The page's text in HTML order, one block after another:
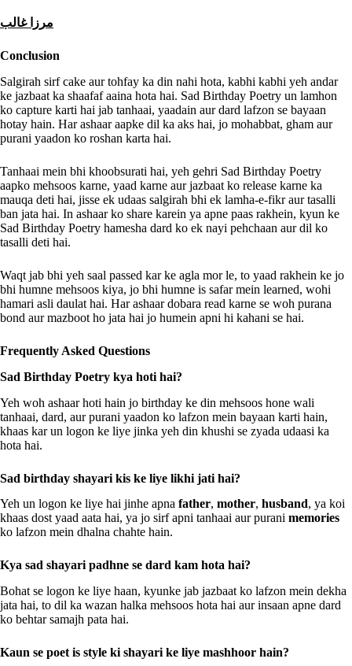
مرزا غالب
Conclusion
Salgirah sirf cake aur tohfay ka din nahi hota, kabhi kabhi yeh andar
ke jazbaat ka shaafaf aaina hota hai. Sad Birthday Poetry un lamhon
ko capture karti hai jab tanhaai, yaadain aur dard lafzon se bayaan
hotay hain. Har ashaar aapke dil ka aks hai, jo mohabbat, gham aur
purani yaadon ko roshan karta hai.
Tanhaai mein bhi khoobsurati hai, yeh gehri Sad Birthday Poetry
aapko mehsoos karne, yaad karne aur jazbaat ko release karne ka
mauqa deti hai, jisse ek udaas salgirah bhi ek lamha-e-fikr aur tasalli
ban jata hai. In ashaar ko share karein ya apne paas rakhein, kyun ke
Sad Birthday Poetry hamesha dard ko ek nayi pehchaan aur dil ko
tasalli deti hai.
Waqt jab bhi yeh saal passed kar ke agla mor le, to yaad rakhein ke jo
bhi humne mehsoos kiya, jo bhi humne is safar mein learned, wohi
hamari asli daulat hai. Har ashaar dobara read karne se woh purana
bond aur mazboot ho jata hai jo humein apni hi kahani se hai.
Frequently Asked Questions
Sad Birthday Poetry kya hoti hai?
Yeh woh ashaar hoti hain jo birthday ke din mehsoos hone wali
tanhaai, dard, aur purani yaadon ko lafzon mein bayaan karti hain,
khaas kar un logon ke liye jinka yeh din khushi se zyada udaasi ka
hota hai.
Sad birthday shayari kis ke liye likhi jati hai?
Yeh un logon ke liye hai jinhe apna father, mother, husband, ya koi
khaas dost yaad aata hai, ya jo sirf apni tanhaai aur purani memories
ko lafzon mein dhalna chahte hain.
Kya sad shayari padhne se dard kam hota hai?
Bohat se logon ke liye haan, kyunke jab jazbaat ko lafzon mein dekha
jata hai, to dil ka wazan halka mehsoos hota hai aur insaan apne dard
ko behtar samajh pata hai.
Kaun se poet is style ki shayari ke liye mashhoor hain?